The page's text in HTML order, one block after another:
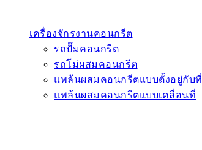
เครื่องจักรงานคอนกรีต
รถปั๊มคอนกรีต
รถโม่ผสมคอนกรีต
แพล้นผสมคอนกรีตแบบตั้งอยู่กับที่
แพล้นผสมคอนกรีตแบบเคลื่อนที่